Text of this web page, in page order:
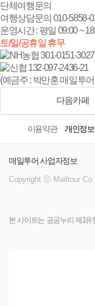
단체여행문의
여행상담문의 010-5858-
운영시간 : 평일 09:00 ~
토/일/공휴일 휴무
301-0151-
132-097-2436-21
(예금주 : 박만훈 매일투
다음카페
이용약관 개인정
매일투어 사업자정보
Copyright ⓒ Mailtour
본 사이트는 공공누리 제1